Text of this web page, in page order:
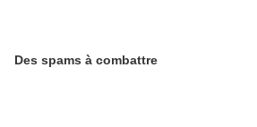
Des spams à combattre